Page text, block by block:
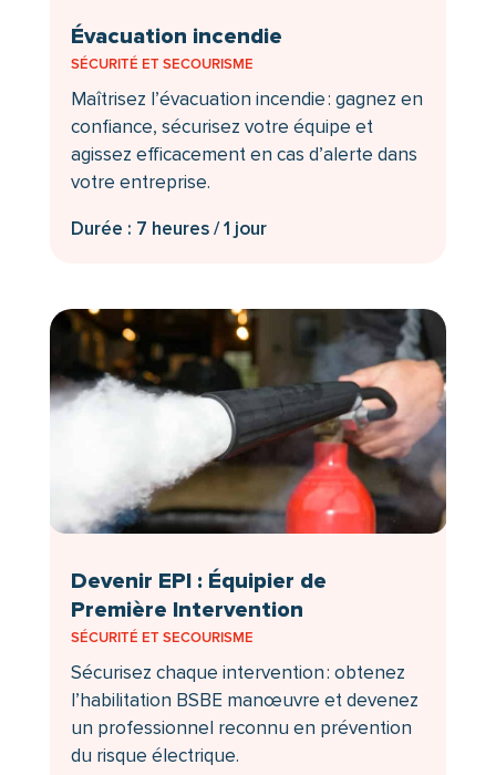
Évacuation incendie
SÉCURITÉ ET SECOURISME
Maîtrisez l’évacuation incendie : gagnez en
confiance, sécurisez votre équipe et
agissez efficacement en cas d’alerte dans
votre entreprise.
Durée : 7 heures / 1 jour
Devenir EPI : Équipier de
Première Intervention
SÉCURITÉ ET SECOURISME
Sécurisez chaque intervention : obtenez
l’habilitation BSBE manœuvre et devenez
un professionnel reconnu en prévention
du risque électrique.